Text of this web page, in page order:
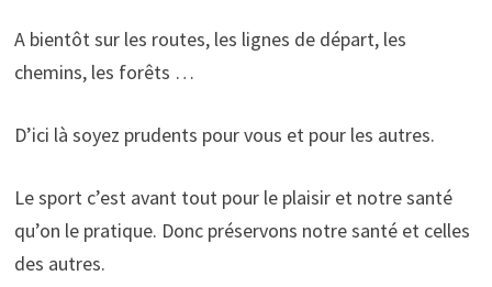
A bientôt sur les routes, les lignes de départ, les
chemins, les forêts …
D’ici là soyez prudents pour vous et pour les autres.
Le sport c’est avant tout pour le plaisir et notre santé
qu’on le pratique. Donc préservons notre santé et celles
des autres.